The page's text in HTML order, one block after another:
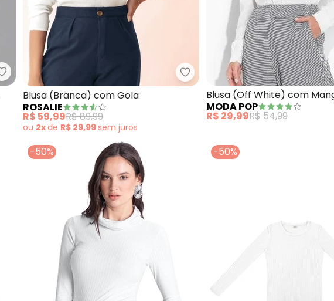
Just Basic - Blusa Básica Manga Longa Cotton (Branco)
Rosalie - Blusa (Branca) com
Blusa (Branca) com Gola
ROSALIE
R$ 59,99R$ 89,99
ou 2xde R$ 29,99sem juros
Blusa (Off White) com
e Estampa
MODA POP
R$ 29,99R$ 54,99
-50% -50%